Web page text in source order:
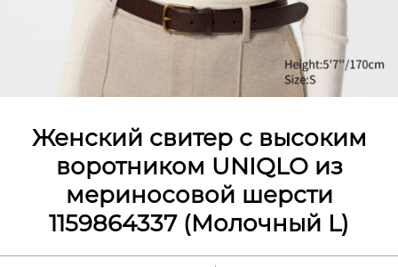
Женский свитер с высоким
воротником UNIQLO из
мериносовой шерсти
1159864337 (Молочный L)